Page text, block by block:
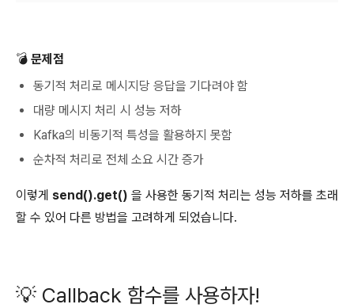
💣 문제점
동기적 처리로 메시지당 응답을 기다려야 함
대량 메시지 처리 시 성능 저하
Kafka의 비동기적 특성을 활용하지 못함
순차적 처리로 전체 소요 시간 증가
이렇게 send().get() 을 사용한 동기적 처리는 성능 저하를 초래
할 수 있어 다른 방법을 고려하게 되었습니다.
💡 Callback 함수를 사용하자!